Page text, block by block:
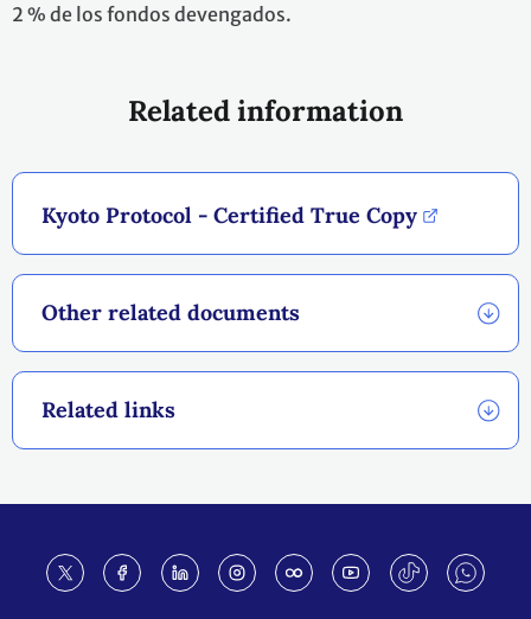
Related information
Kyoto Protocol - Certified True Copy
Other related documents
Related links
2 % de los fondos devengados.